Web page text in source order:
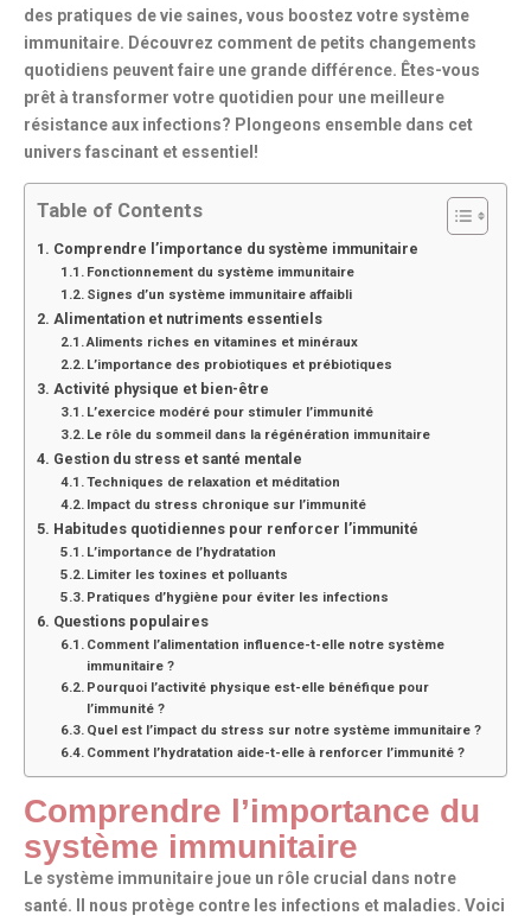
des pratiques de vie saines, vous boostez votre système
immunitaire. Découvrez comment de petits changements
quotidiens peuvent faire une grande différence. Êtes-vous
prêt à transformer votre quotidien pour une meilleure
résistance aux infections? Plongeons ensemble dans cet
univers fascinant et essentiel!
Table of Contents
Comprendre l’importance du système immunitaire
Fonctionnement du système immunitaire
Signes d’un système immunitaire affaibli
Alimentation et nutriments essentiels
Aliments riches en vitamines et minéraux
L’importance des probiotiques et prébiotiques
Activité physique et bien-être
L’exercice modéré pour stimuler l’immunité
Le rôle du sommeil dans la régénération immunitaire
Gestion du stress et santé mentale
Techniques de relaxation et méditation
Impact du stress chronique sur l’immunité
Habitudes quotidiennes pour renforcer l’immunité
L’importance de l’hydratation
Limiter les toxines et polluants
Pratiques d’hygiène pour éviter les infections
Questions populaires
Comment l’alimentation influence-t-elle notre système
immunitaire ?
Pourquoi l’activité physique est-elle bénéfique pour
l’immunité ?
Quel est l’impact du stress sur notre système immunitaire ?
Comment l’hydratation aide-t-elle à renforcer l’immunité ?
Comprendre l’importance du
système immunitaire
Le système immunitaire joue un rôle crucial dans notre
santé. Il nous protège contre les infections et maladies. Voici